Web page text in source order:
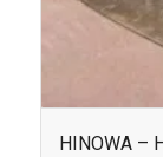
HINOWA –